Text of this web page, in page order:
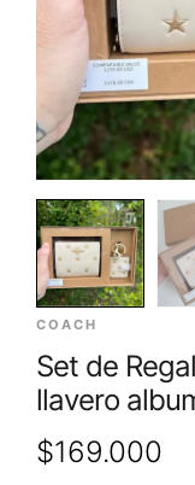
COACH
Set de
llavero
$169.000